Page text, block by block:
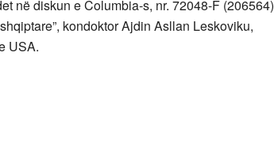
në diskun e Columbia-s, nr. 72048-F (206564)
kondoktor Ajdin Asllan Leskoviku,
USA.